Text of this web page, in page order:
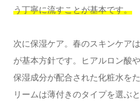
う丁寧に流すことが基本です。
次に保湿ケア。春のスキンケア
が基本方針です。ヒアルロン酸
保湿成分が配合された化粧水を
リームは薄付きのタイプを選ぶ